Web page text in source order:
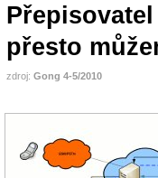
přesto
zdroj: Gong 4-5/2010